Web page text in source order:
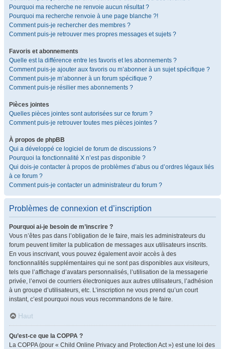
Pourquoi ma recherche ne renvoie aucun résultat ?
Pourquoi ma recherche renvoie à une page blanche ?!
Comment puis-je rechercher des membres ?
Comment puis-je retrouver mes propres messages et sujets ?
Favoris et abonnements
Quelle est la différence entre les favoris et les abonnements ?
Comment puis-je ajouter aux favoris ou m’abonner à un sujet spécifique ?
Comment puis-je m’abonner à un forum spécifique ?
Comment puis-je résilier mes abonnements ?
Pièces jointes
Quelles pièces jointes sont autorisées sur ce forum ?
Comment puis-je retrouver toutes mes pièces jointes ?
À propos de phpBB
Qui a développé ce logiciel de forum de discussions ?
Pourquoi la fonctionnalité X n’est pas disponible ?
Qui dois-je contacter à propos de problèmes d’abus ou d’ordres légaux liés
à ce forum ?
Comment puis-je contacter un administrateur du forum ?
Problèmes de connexion et d’inscription
Pourquoi ai-je besoin de m’inscrire ?
Vous n’êtes pas dans l’obligation de le faire, mais les administrateurs du
forum peuvent limiter la publication de messages aux utilisateurs inscrits.
En vous inscrivant, vous pouvez également avoir accès à des
fonctionnalités supplémentaires qui ne sont pas disponibles aux visiteurs,
tels que l’affichage d’avatars personnalisés, l’utilisation de la messagerie
privée, l’envoi de courriers électroniques aux autres utilisateurs, l’adhésion
à un groupe d’utilisateurs, etc. L’inscription ne vous prend qu’un court
instant, c’est pourquoi nous vous recommandons de le faire.
Haut
Qu’est-ce que la COPPA ?
La COPPA (pour « Child Online Privacy and Protection Act ») est une loi des